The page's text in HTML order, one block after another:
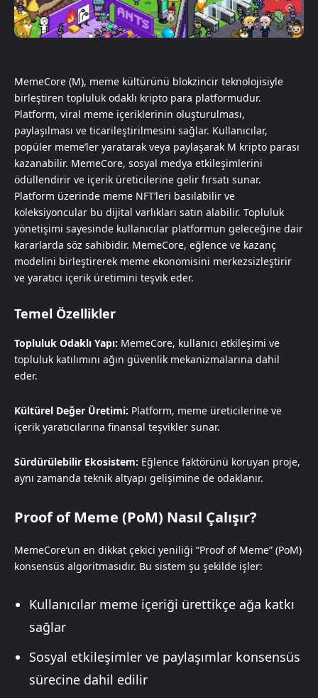
MemeCore (M), meme kültürünü blokzincir teknolojisiyle
birleştiren topluluk odaklı kripto para platformudur.
Platform, viral meme içeriklerinin oluşturulması,
paylaşılması ve ticarileştirilmesini sağlar. Kullanıcılar,
popüler meme’ler yaratarak veya paylaşarak M kripto parası
kazanabilir. MemeCore, sosyal medya etkileşimlerini
ödüllendirir ve içerik üreticilerine gelir fırsatı sunar.
Platform üzerinde meme NFT’leri basılabilir ve
koleksiyoncular bu dijital varlıkları satın alabilir. Topluluk
yönetişimi sayesinde kullanıcılar platformun geleceğine dair
kararlarda söz sahibidir. MemeCore, eğlence ve kazanç
modelini birleştirerek meme ekonomisini merkezsizleştirir
ve yaratıcı içerik üretimini teşvik eder.
Temel Özellikler
Topluluk Odaklı Yapı: MemeCore, kullanıcı etkileşimi ve
topluluk katılımını ağın güvenlik mekanizmalarına dahil
eder.
Kültürel Değer Üretimi: Platform, meme üreticilerine ve
içerik yaratıcılarına finansal teşvikler sunar.
Sürdürülebilir Ekosistem: Eğlence faktörünü koruyan proje,
aynı zamanda teknik altyapı gelişimine de odaklanır.
Proof of Meme (PoM) Nasıl Çalışır?
MemeCore’un en dikkat çekici yeniliği “Proof of Meme” (PoM)
konsensüs algoritmasıdır. Bu sistem şu şekilde işler:
Kullanıcılar meme içeriği ürettikçe ağa katkı
sağlar
Sosyal etkileşimler ve paylaşımlar konsensüs
sürecine dahil edilir